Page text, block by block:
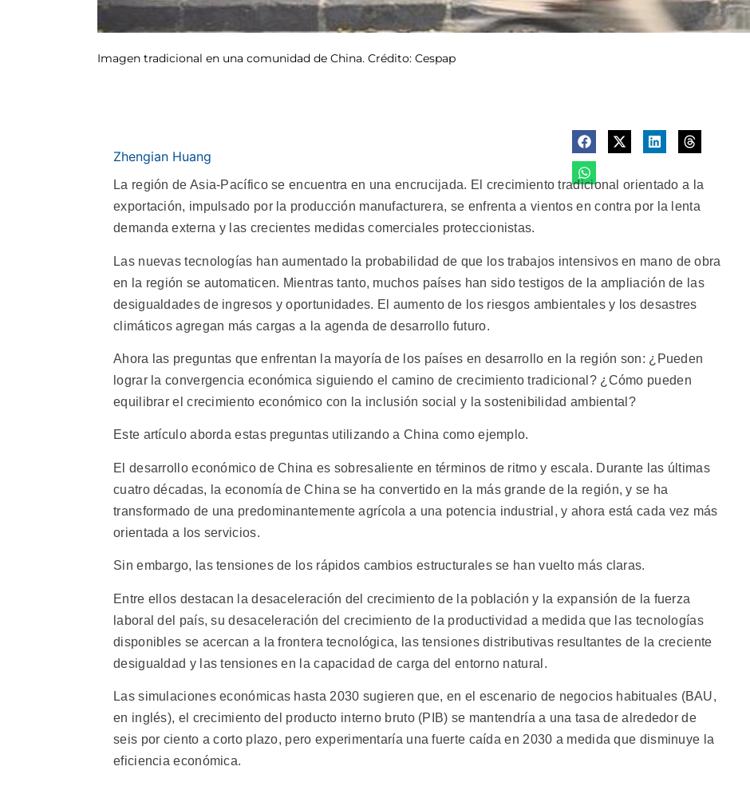
Imagen tradicional en una comunidad de China. Crédito: Cespap
Zhengian Huang
La región de Asia-Pacífico se encuentra en una encrucijada. El crecimiento tradicional orientado a la
exportación, impulsado por la producción manufacturera, se enfrenta a vientos en contra por la lenta
demanda externa y las crecientes medidas comerciales proteccionistas.
Las nuevas tecnologías han aumentado la probabilidad de que los trabajos intensivos en mano de obra
en la región se automaticen. Mientras tanto, muchos países han sido testigos de la ampliación de las
desigualdades de ingresos y oportunidades. El aumento de los riesgos ambientales y los desastres
climáticos agregan más cargas a la agenda de desarrollo futuro.
Ahora las preguntas que enfrentan la mayoría de los países en desarrollo en la región son: ¿Pueden
lograr la convergencia económica siguiendo el camino de crecimiento tradicional? ¿Cómo pueden
equilibrar el crecimiento económico con la inclusión social y la sostenibilidad ambiental?
Este artículo aborda estas preguntas utilizando a China como ejemplo.
El desarrollo económico de China es sobresaliente en términos de ritmo y escala. Durante las últimas
cuatro décadas, la economía de China se ha convertido en la más grande de la región, y se ha
transformado de una predominantemente agrícola a una potencia industrial, y ahora está cada vez más
orientada a los servicios.
Sin embargo, las tensiones de los rápidos cambios estructurales se han vuelto más claras.
Entre ellos destacan la desaceleración del crecimiento de la población y la expansión de la fuerza
laboral del país, su desaceleración del crecimiento de la productividad a medida que las tecnologías
disponibles se acercan a la frontera tecnológica, las tensiones distributivas resultantes de la creciente
desigualdad y las tensiones en la capacidad de carga del entorno natural.
Las simulaciones económicas hasta 2030 sugieren que, en el escenario de negocios habituales (BAU,
en inglés), el crecimiento del producto interno bruto (PIB) se mantendría a una tasa de alrededor de
seis por ciento a corto plazo, pero experimentaría una fuerte caída en 2030 a medida que disminuye la
eficiencia económica.